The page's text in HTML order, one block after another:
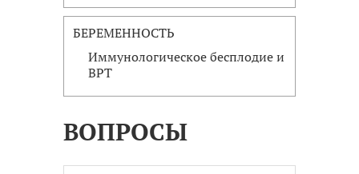
БЕРЕМЕННОСТЬ
Иммунологическое бесплодие и
ВРТ
ВОПРОСЫ